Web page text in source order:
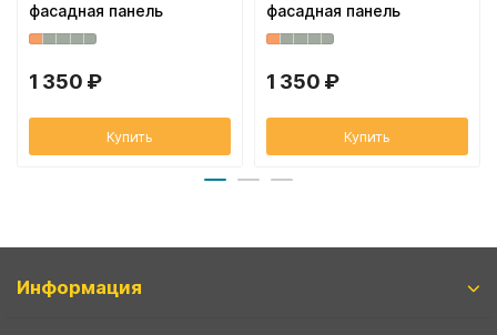
фасадная панель
1 350 ₽
Купить
фасадная панель
1 350 ₽
Купить
Информация